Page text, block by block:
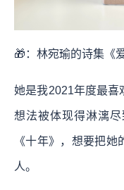
🎁：林宛瑜的诗集《
她是我2021年度最喜
想法被体现得淋漓
《十年》，想要把
人。